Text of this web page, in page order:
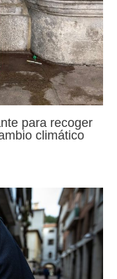
para recoger
climático